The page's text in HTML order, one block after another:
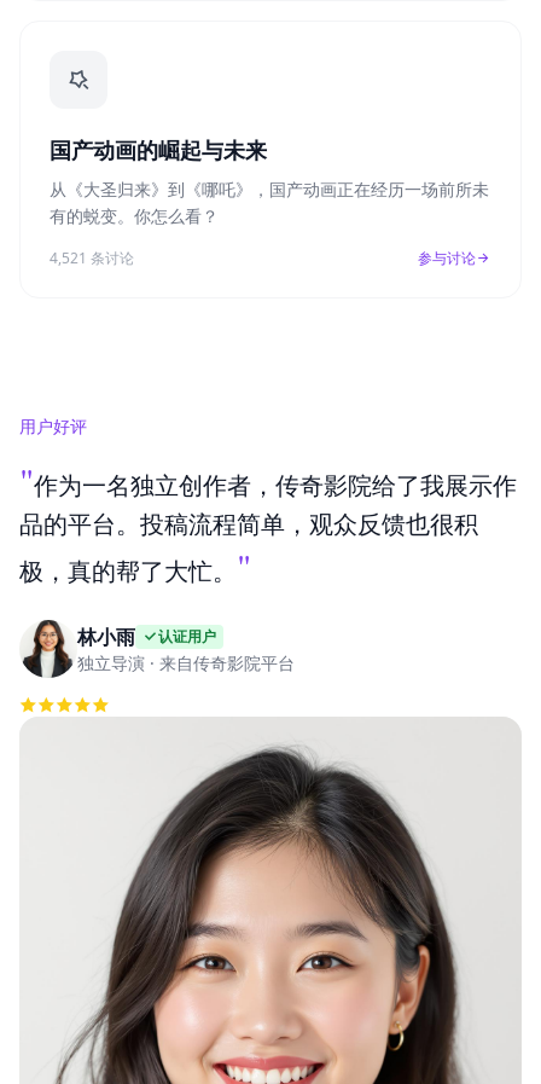
国产动画的崛起与未来
从《大圣归来》到《哪吒》，国产动画正在经历一场前所未
有的蜕变。你怎么看？
4,521 条讨论 参与讨论
用户好评
"作为一名独立创作者，传奇影院给了我展示作
品的平台。投稿流程简单，观众反馈也很积
极，真的帮了大忙。 "
林小雨 认证用户
独立导演 · 来自传奇影院平台